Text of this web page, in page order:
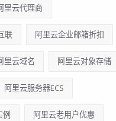
里云代理商
联 阿里云企业邮箱折扣
里云域名 阿里云对象存储
阿里云服务器ECS
阿里云老用户优惠